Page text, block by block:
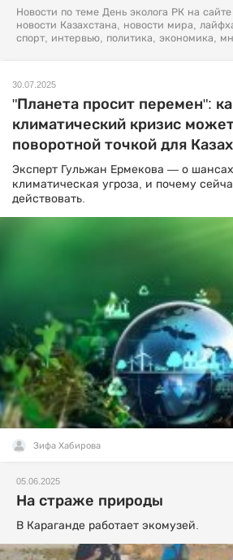
Новости по теме День эколога РК на
новости Казахстана, новости мира,
спорт, интервью, политика, экономика,
30.07.2025
"Планета просит перемен":
климатический кризис
поворотной точкой для
Эксперт Гульжан Ермекова — о
климатическая угроза, и почему
действовать.
Зифа Хабирова
05.06.2025
На страже природы
В Караганде работает экомузей.